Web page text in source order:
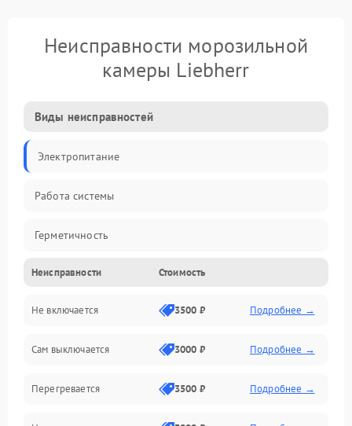
Неисправности морозильной
камеры Liebherr
Виды неисправностей
Электропитание
Работа системы
Герметичность
Механика
Неисправности Стоимость
Не включается 3500 ₽ Подробнее →
Сам выключается 3000 ₽ Подробнее →
Перегревается 3500 ₽ Подробнее →